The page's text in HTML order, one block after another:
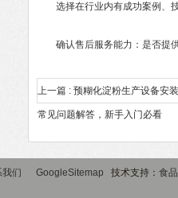
选择在行业内有成功案例、技
确认售后服务能力：是否提供
上一篇 : 预糊化淀粉生产设备安
常见问题解答，新手入门必看
我们 GoogleSitemap 技术支持： 食